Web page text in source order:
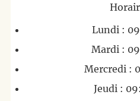
Lundi :
Mardi :
Mercredi :
Jeudi :